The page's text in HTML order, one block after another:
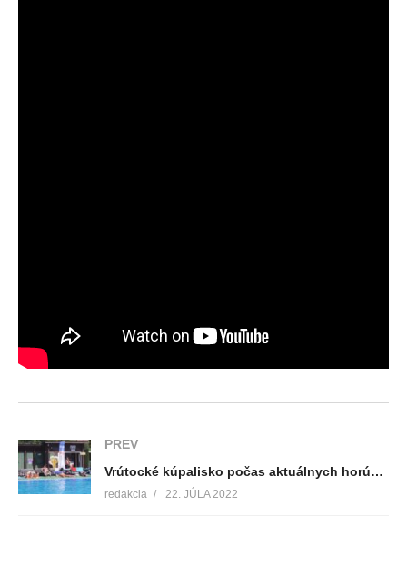
PREV
Vrútocké kúpalisko počas aktuálnych horúčav láka množstvo návštevníkov aj z Martina
redakcia 22. JÚLA 2022